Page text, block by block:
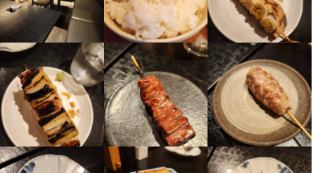
仕入れ。毎日その日の朝引きの丸鶏から最良の部位を見極めた日
替わりの鶏コースは、まさにオリジナルでオンリーワン。新たな
焼鳥スタイルとお客様のご要望に絶妙にマッチする自然派ワイン
の数々をご提案いたします。
最終更新日2025/11/12